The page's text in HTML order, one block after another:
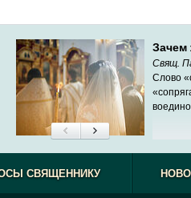
Зачем
Свящ.
Слово
СВЯЩЕННИКУ